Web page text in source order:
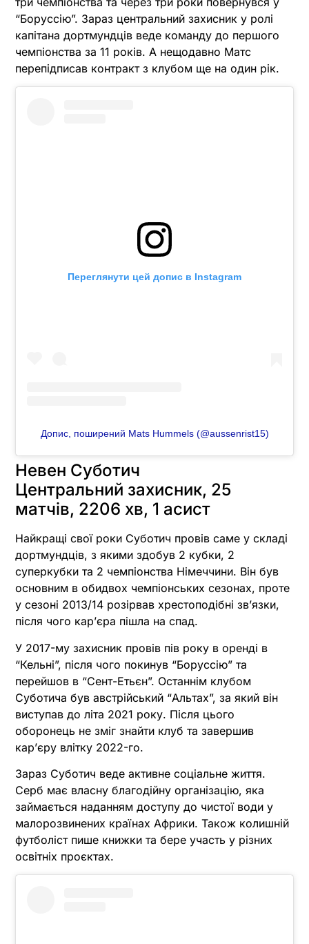
“Боруссію”. Зараз центральний захисник у ролі
капітана дортмундців веде команду до першого
чемпіонства за 11 років. А нещодавно Матс
перепідписав контракт з клубом ще на один рік.
Переглянути цей допис в Instagram
Допис, поширений Mats Hummels (@aussenrist15)
Невен Суботич
Центральний захисник, 25
матчів, 2206 хв, 1 асист
Найкращі свої роки Суботич провів саме у складі
дортмундців, з якими здобув 2 кубки, 2
суперкубки та 2 чемпіонства Німеччини. Він був
основним в обидвох чемпіонських сезонах, проте
у сезоні 2013/14 розірвав хрестоподібні зв’язки,
після чого кар’єра пішла на спад.
У 2017-му захисник провів пів року в оренді в
“Кельні”, після чого покинув “Боруссію” та
перейшов в “Сент-Етьєн”. Останнім клубом
Суботича був австрійський “Альтах”, за який він
виступав до літа 2021 року. Після цього
оборонець не зміг знайти клуб та завершив
кар’єру влітку 2022-го.
Зараз Суботич веде активне соціальне життя.
Серб має власну благодійну організацію, яка
займається наданням доступу до чистої води у
малорозвинених країнах Африки. Також колишній
футболіст пише книжки та бере участь у різних
освітніх проєктах.